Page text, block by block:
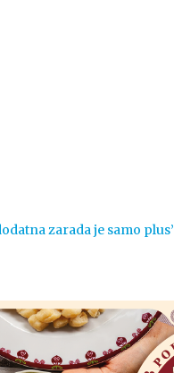
zarada je samo plus’